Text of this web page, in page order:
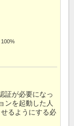
100%
証が必要になっ
ンを起動した人
るようにする必